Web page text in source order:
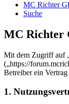
MC Richter
Suche
MC Richter
Mit dem Zugriff auf
(„https://
Betreiber ein
1.